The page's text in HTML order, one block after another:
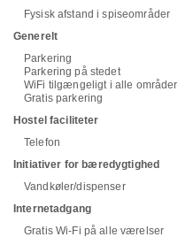
Fysisk afstand i spiseområder
Generelt
Parkering
Parkering på stedet
WiFi tilgængeligt i alle områder
Gratis parkering
Hostel faciliteter
Telefon
Initiativer for bæredygtighed
Vandkøler/dispenser
Internetadgang
Gratis Wi-Fi på alle værelser